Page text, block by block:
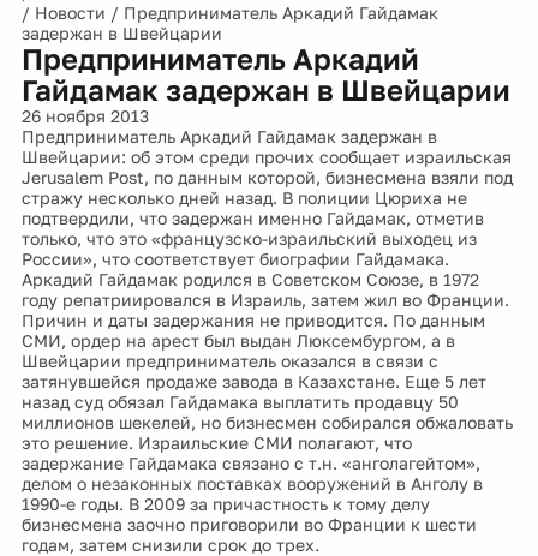
/ Новости / Предприниматель Аркадий Гайдамак
задержан в Швейцарии
Предприниматель Аркадий
Гайдамак задержан в Швейцарии
26 ноября 2013
Предприниматель Аркадий Гайдамак задержан в
Швейцарии: об этом среди прочих сообщает израильская
Jerusalem Post, по данным которой, бизнесмена взяли под
стражу несколько дней назад. В полиции Цюриха не
подтвердили, что задержан именно Гайдамак, отметив
только, что это «французско-израильский выходец из
России», что соответствует биографии Гайдамака.
Аркадий Гайдамак родился в Советском Союзе, в 1972
году репатриировался в Израиль, затем жил во Франции.
Причин и даты задержания не приводится. По данным
СМИ, ордер на арест был выдан Люксембургом, а в
Швейцарии предприниматель оказался в связи с
затянувшейся продаже завода в Казахстане. Еще 5 лет
назад суд обязал Гайдамака выплатить продавцу 50
миллионов шекелей, но бизнесмен собирался обжаловать
это решение. Израильские СМИ полагают, что
задержание Гайдамака связано с т.н. «анголагейтом»,
делом о незаконных поставках вооружений в Анголу в
1990-е годы. В 2009 за причастность к тому делу
бизнесмена заочно приговорили во Франции к шести
годам, затем снизили срок до трех.